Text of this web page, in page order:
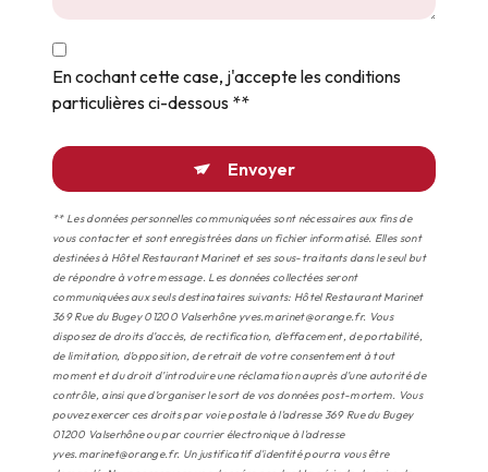
En cochant cette case, j'accepte les conditions
particulières ci-dessous **
Envoyer
** Les données personnelles communiquées sont nécessaires aux fins de
vous contacter et sont enregistrées dans un fichier informatisé. Elles sont
destinées à Hôtel Restaurant Marinet et ses sous-traitants dans le seul but
de répondre à votre message. Les données collectées seront
communiquées aux seuls destinataires suivants: Hôtel Restaurant Marinet
369 Rue du Bugey 01200 Valserhône yves.marinet@orange.fr. Vous
disposez de droits d’accès, de rectification, d’effacement, de portabilité,
de limitation, d’opposition, de retrait de votre consentement à tout
moment et du droit d’introduire une réclamation auprès d’une autorité de
contrôle, ainsi que d’organiser le sort de vos données post-mortem. Vous
pouvez exercer ces droits par voie postale à l'adresse 369 Rue du Bugey
01200 Valserhône ou par courrier électronique à l'adresse
yves.marinet@orange.fr. Un justificatif d'identité pourra vous être